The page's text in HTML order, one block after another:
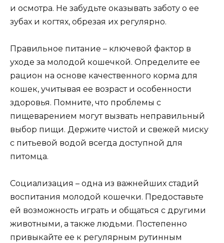
и осмотра. Не забудьте оказывать заботу о ее
зубах и когтях, обрезая их регулярно.
Правильное питание – ключевой фактор в
уходе за молодой кошечкой. Определите ее
рацион на основе качественного корма для
кошек, учитывая ее возраст и особенности
здоровья. Помните, что проблемы с
пищеварением могут вызвать неправильный
выбор пищи. Держите чистой и свежей миску
с питьевой водой всегда доступной для
питомца.
Социализация – одна из важнейших стадий
воспитания молодой кошечки. Предоставьте
ей возможность играть и общаться с другими
животными, а также людьми. Постепенно
привыкайте ее к регулярным рутинным